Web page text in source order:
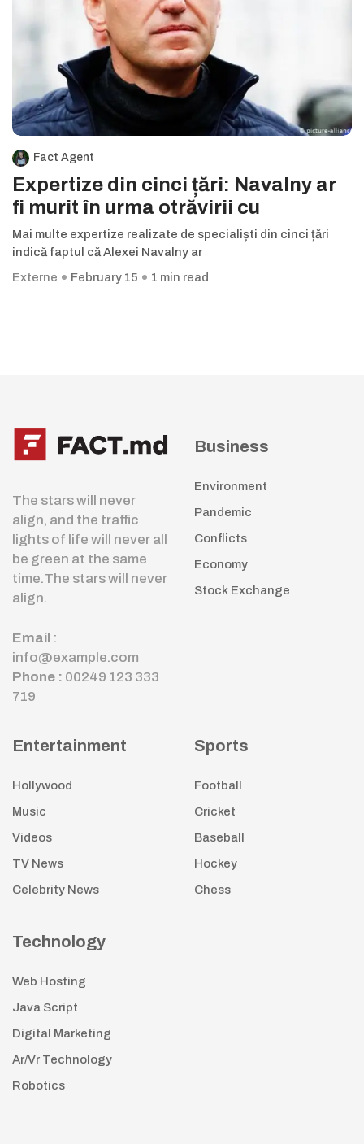
Fact Agent
Expertize din cinci țări: Navalny ar
fi murit în urma otrăvirii cu
Mai multe expertize realizate de specialiști din cinci țări
indică faptul că Alexei Navalny ar
Externe
February 15 1 min read
The stars will never
align, and the traffic
lights of life will never all
be green at the same
time.The stars will never
align.
Email :
info@example.com
Phone : 00249 123 333
719
Business
Environment
Pandemic
Conflicts
Economy
Stock Exchange
Entertainment
Hollywood
Music
Videos
TV News
Celebrity News
Sports
Football
Cricket
Baseball
Hockey
Chess
Technology
Web Hosting
Java Script
Digital Marketing
Ar/Vr Technology
Robotics